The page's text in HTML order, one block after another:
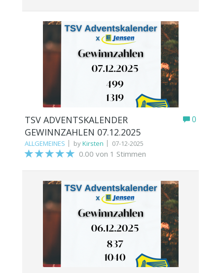
0
TSV ADVENTSKALENDER
GEWINNZAHLEN 07.12.2025
ALLGEMEINES byKirsten 07-12-2025
0.00 von 1 Stimmen